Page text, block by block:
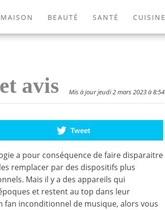
MAISON BEAUTÉ SANTÉ CUISINE
ANIMAUX JEUX VIDÉOS LIVRES
avis Mis à jour jeudi 2 mars 2023 à 8:54
Tweet
a pour conséquence de faire disparaitre
remplacer par des dispositifs plus
Mais il y a des appareils qui
et restent au top dans leur
fan inconditionnel de musique, alors vous